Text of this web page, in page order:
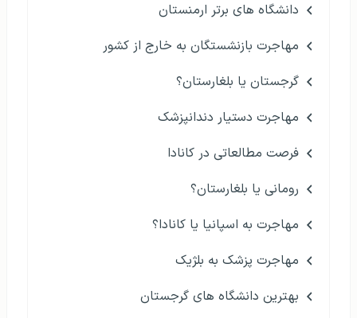
دانشگاه های برتر ارمنستان
مهاجرت بازنشستگان به خارج از کشور
گرجستان یا بلغارستان؟
مهاجرت دستیار دندانپزشک
فرصت مطالعاتی در کانادا
رومانی یا بلغارستان؟
مهاجرت به اسپانیا یا کانادا؟
مهاجرت پزشک به بلژیک
بهترین دانشگاه های گرجستان